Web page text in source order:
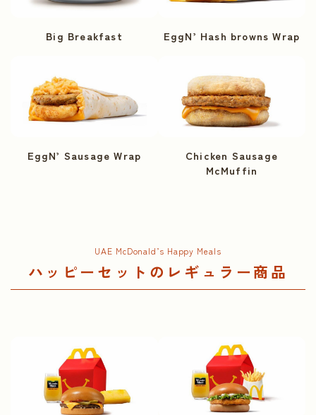
Big Breakfast
EggN’ Sausage Wrap
EggN’ Hash browns Wrap
Chicken Sausage
McMuffin
UAE McDonald’s Happy Meals
ハッピーセットのレギュラー商品